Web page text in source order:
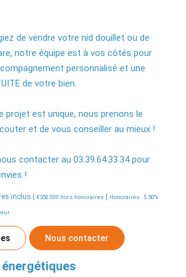
de vendre votre nid douillet ou de
notre équipe est à vos côtés pour
personnalisé et une
de votre bien.
projet est unique, nous prenons le
et de vous conseiller au mieux !
contacter au 03.39.64.33.34 pour
!
inclus | €350 000 hors honoraires | Honoraires : 5.50%
Nous contacter